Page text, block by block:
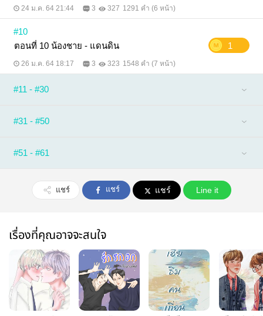
24 ม.ค. 64 21:44 3 327 1291 คำ (6 หน้า)
#10
ตอนที่ 10 น้องชาย - แดนดิน
1
26 ม.ค. 64 18:17 3 323 1548 คำ (7 หน้า)
#11 - #30
#31 - #50
#51 - #61
แชร์ แชร์ แชร์ Line it
เรื่องที่คุณอาจจะสนใจ